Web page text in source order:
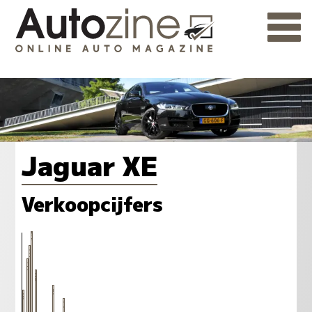
Jaguar XE
Verkoopcijfers
76
91
97
103
86
78
72